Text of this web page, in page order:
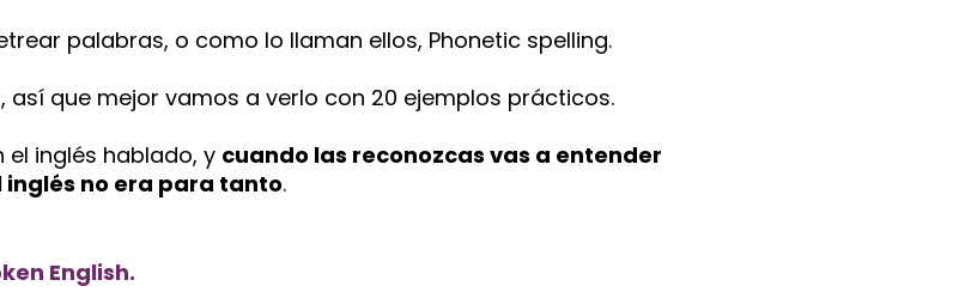
palabras, o como lo llaman ellos, Phonetic spelling.
que mejor vamos a verlo con 20 ejemplos prácticos.
inglés hablado, y cuando las reconozcas vas a entender
no era para tanto.
English.